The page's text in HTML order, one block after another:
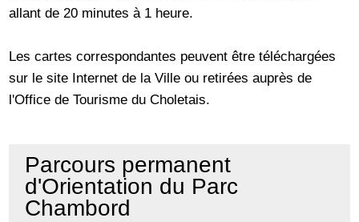
allant de 20 minutes à 1 heure.
Les cartes correspondantes peuvent être téléchargées
sur le site Internet de la Ville ou retirées auprès de
l'Office de Tourisme du Choletais.
Parcours permanent
d'Orientation du Parc
Chambord